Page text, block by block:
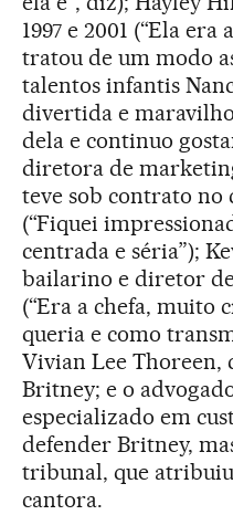
1997 e 2001 (“Ela
tratou de um modo
talentos infantis
divertida e
dela e continuo
diretora de
teve sob contrato no
(“Fiquei
centrada e séria”);
bailarino e diretor
(“Era a chefa, muito
queria e como
Vivian Lee Thoreen,
Britney; e o
especializado em
defender Britney,
tribunal, que
cantora.